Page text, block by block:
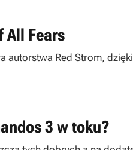
All Fears
autorstwa Red Strom,
3 w toku?